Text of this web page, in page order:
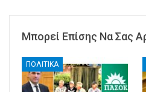
Μπορεί Επίσης Να Σας
ΠΟΛΙΤΙΚΑ